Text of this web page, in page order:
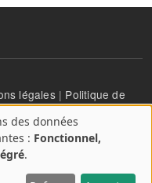
légales| Politique de
des données
: Fonctionnel,
.